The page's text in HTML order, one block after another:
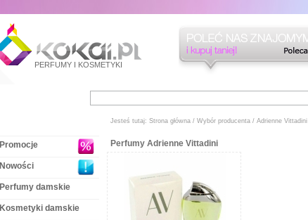
PERFUMY I KOSMETYKI
Promocje
Nowości
Perfumy damskie
Kosmetyki damskie
Jesteś tutaj: Strona główna/ Wybór producenta/ Adrienne Vittadini
Perfumy Adrienne Vittadini